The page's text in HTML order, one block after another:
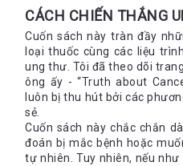
CÁCH CHIẾN THẮNG
Cuốn sách này tràn đầy
loại thuốc cùng các liệu
ung thư. Tôi đã theo dõi
ông ấy - “Truth about
luôn bị thu hút bởi các
sẻ.
Cuốn sách này chắc chắn
đoán bị mắc bệnh hoặc
tự nhiên. Tuy nhiên, nếu